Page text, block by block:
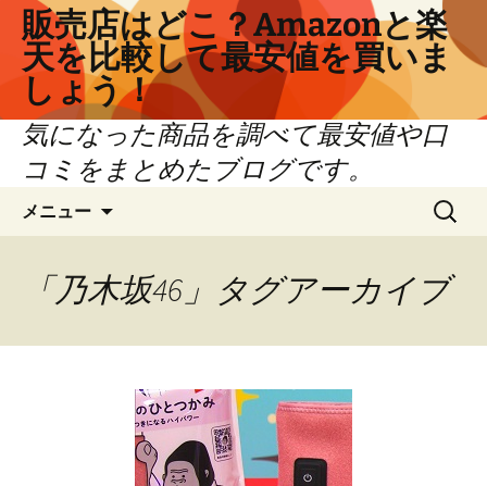
ツ
販売店はどこ？Amazonと楽
天を比較して最安値を買いま
しょう！
気になった商品を調べて最安値や口
コミをまとめたブログです。
メニュー
検
索:
「乃木坂46」タグアーカイブ